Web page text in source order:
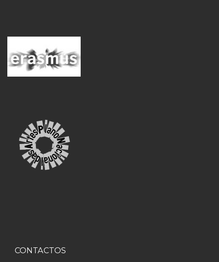
CONTACTOS